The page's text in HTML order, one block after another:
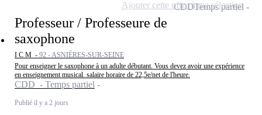
Professeur / Professeure de
saxophone
I C M - 92 - ASNIÈRES-SUR-SEINE
Pour enseigner le saxophone à un adulte débutant. Vous devez avoir une expérience
en enseignement musical. salaire horaire de 22,5e/net de l'heure.
CDD - Temps partiel
Publié il y a 2 jours
CDDTemps partiel
Ajouter cette offre à ma sélection